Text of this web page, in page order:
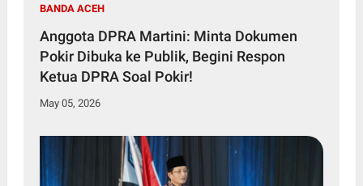
BANDA ACEH
Anggota DPRA Martini: Minta Dokumen
Pokir Dibuka ke Publik, Begini Respon
Ketua DPRA Soal Pokir!
May 05, 2026